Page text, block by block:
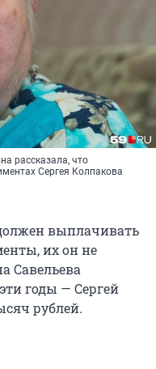
рассказала, что
Сергея Колпакова
выплачивать
их он не
Савельева
годы — Сергей
рублей.